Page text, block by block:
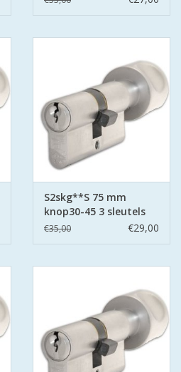
S2skg**S 75 mm
knop30-45 3 sleutels
€35,00 €29,00